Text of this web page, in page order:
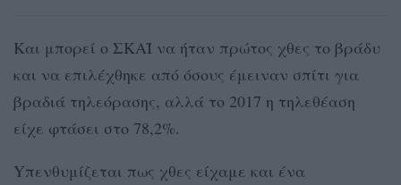
Και μπορεί ο ΣΚΑΪ να ήταν πρώτος χθες το βράδυ
και να επιλέχθηκε από όσους έμειναν σπίτι για
βραδιά τηλεόρασης, αλλά το 2017 η τηλεθέαση
είχε φτάσει στο 78,2%.
Yπενθυμίζεται πως χθες είχαμε και ένα